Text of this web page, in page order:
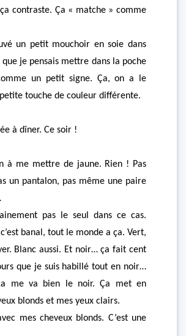
contraste. Ça « matche » comme
un petit mouchoir en soie dans
je pensais mettre dans la poche
un petit signe. Ça, on a le
touche de couleur différente.
à dîner. Ce soir !
à me mettre de jaune. Rien ! Pas
un pantalon, pas même une paire
pas le seul dans ce cas.
banal, tout le monde a ça. Vert,
Blanc aussi. Et noir… ça fait cent
que je suis habillé tout en noir…
me va bien le noir. Ça met en
blonds et mes yeux clairs.
mes cheveux blonds. C’est une